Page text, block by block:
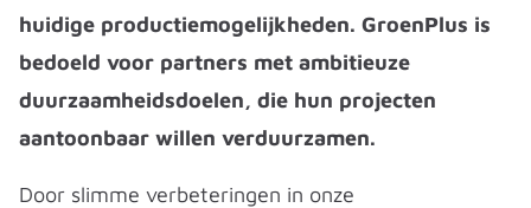
huidige productiemogelijkheden. GroenPlus is
bedoeld voor partners met ambitieuze
duurzaamheidsdoelen, die hun projecten
aantoonbaar willen verduurzamen.
Door slimme verbeteringen in onze